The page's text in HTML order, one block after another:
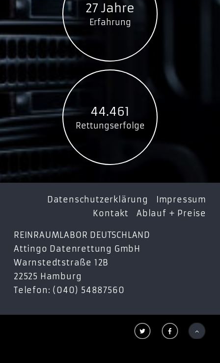
27 Jahre
Erfahrung
44.461
Rettungserfolge
Datenschutzerklärung
Impressum
Kontakt
Ablauf + Preise
REINRAUMLABOR DEUTSCHLAND
Attingo Datenrettung GmbH
Warnstedtstraße 12B
22525 Hamburg
Telefon: (040) 54887560
  